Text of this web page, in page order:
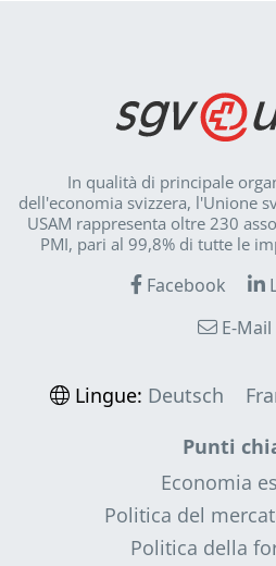
In qualità di principale
dell'economia svizzera, l'Unione
USAM rappresenta oltre 230
PMI, pari al 99,8% di tutte le
Facebook
E-Mail
Lingue: Deutsch
Punti
Economia
Politica del
Politica della